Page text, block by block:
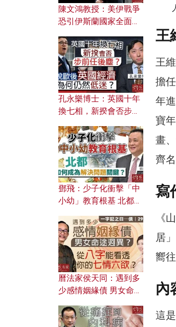
王
王
擔
年
寶
畫
齊
寫
《
居
嚮
內
這
陳文鴻教授：美伊戰爭
恐引伊斯蘭國家全面反
對付北約美國？
孔永樂博士：英國十年
換七相，新揆會否步前
濟為何仍然低迷？
鄧飛：少子化衝擊「中
小幼」教育根基 北都如
曆法家侯天同：遇到多
少感情姻緣債 男女命途
的七情六欲？